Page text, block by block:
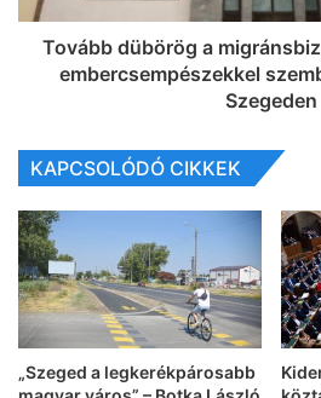
Tovább dübörög a
embercsempészekkel
Szegeden
KAPCSOLÓDÓ CIKKEK
„Szeged a legkerékpárosabb